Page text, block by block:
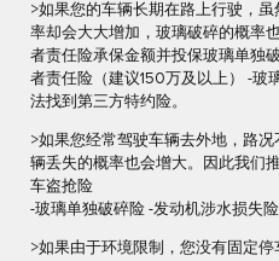
>如果您的车辆长期在路上行驶，
率却会大大增加，玻璃破碎的概率
者责任险承保金额并投保玻璃单独
者责任险（建议150万及以上） -玻
法找到第三方特约险。
>如果您经常驾驶车辆去外地，路
辆丢失的概率也会增大。因此我们
车盗抢险
-玻璃单独破碎险 -发动机涉水损失
>如果由于环境限制，您没有固定